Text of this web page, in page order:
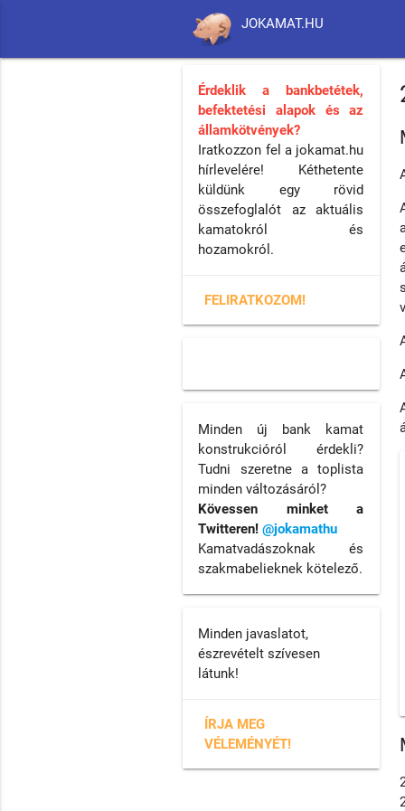
JOKAMAT.HU
Érdeklik a bankbetétek,
befektetési alapok és az
államkötvények?
Iratkozzon fel a jokamat.hu
hírlevelére! Kéthetente
küldünk egy rövid
összefoglalót az aktuális
kamatokról és
hozamokról.
FELIRATKOZOM!
Minden új bank kamat
konstrukcióról érdekli?
Tudni szeretne a toplista
minden változásáról?
Kövessen minket a
Twitteren!@jokamathu
Kamatvadászoknak és
szakmabelieknek kötelező.
Minden javaslatot,
észrevételt szívesen
látunk!
ÍRJA MEG
VÉLEMÉNYÉT!